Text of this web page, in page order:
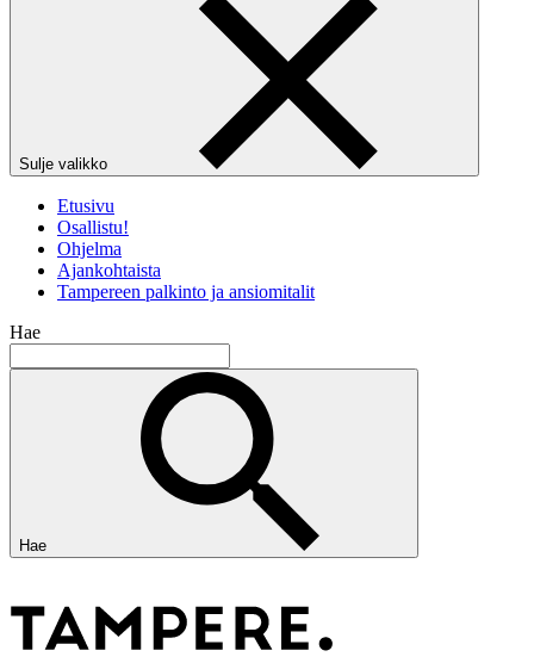
Sulje valikko
Etusivu
Osallistu!
Ohjelma
Ajankohtaista
Tampereen palkinto ja ansiomitalit
Hae
Hae